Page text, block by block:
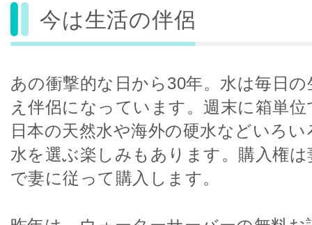
今は生活の伴侶
あの衝撃的な日から30年。水は毎日
え伴侶になっています。週末に箱単
日本の天然水や海外の硬水などいろ
水を選ぶ楽しみもあります。購入権
で妻に従って購入します。